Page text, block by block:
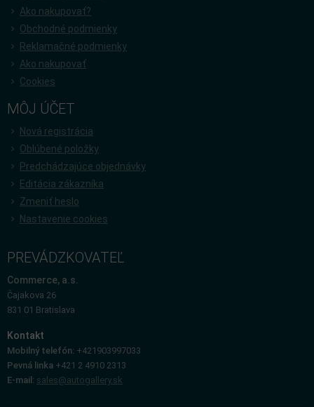
Ako nakupovať?
Obchodné podmienky
Reklamačné podmienky
Ako nakupovať
Cookies
MÔJ ÚČET
Nová registrácia
Oblúbené položky
Predchádzajúce objednávky
Editácia zákazníka
Zmeniť heslo
Nastavenie cookies
PREVÁDZKOVATEĽ
Commerce, a.s.
Čajakova 26
831 01 Bratislava
Kontakt
Mobilný telefón: +421903997033
Pevná linka +421 2 4910 2313
E-mail: sales@autogallery.sk